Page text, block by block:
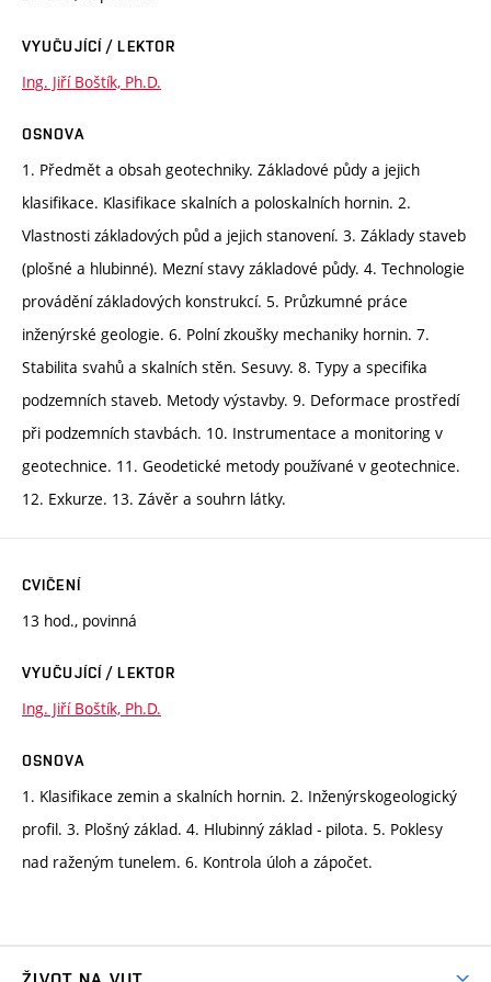
VYUČUJÍCÍ / LEKTOR
Ing. Jiří Boštík, Ph.D.
OSNOVA
1. Předmět a obsah geotechniky. Základové půdy a jejich
klasifikace. Klasifikace skalních a poloskalních hornin. 2.
Vlastnosti základových půd a jejich stanovení. 3. Základy staveb
(plošné a hlubinné). Mezní stavy základové půdy. 4. Technologie
provádění základových konstrukcí. 5. Průzkumné práce
inženýrské geologie. 6. Polní zkoušky mechaniky hornin. 7.
Stabilita svahů a skalních stěn. Sesuvy. 8. Typy a specifika
podzemních staveb. Metody výstavby. 9. Deformace prostředí
při podzemních stavbách. 10. Instrumentace a monitoring v
geotechnice. 11. Geodetické metody používané v geotechnice.
12. Exkurze. 13. Závěr a souhrn látky.
CVIČENÍ
13 hod., povinná
VYUČUJÍCÍ / LEKTOR
Ing. Jiří Boštík, Ph.D.
OSNOVA
1. Klasifikace zemin a skalních hornin. 2. Inženýrskogeologický
profil. 3. Plošný základ. 4. Hlubinný základ - pilota. 5. Poklesy
nad raženým tunelem. 6. Kontrola úloh a zápočet.